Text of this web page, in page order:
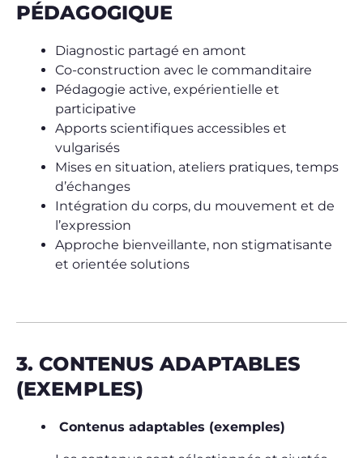
PÉDAGOGIQUE
Diagnostic partagé en amont
Co-construction avec le commanditaire
Pédagogie active, expérientielle et
participative
Apports scientifiques accessibles et
vulgarisés
Mises en situation, ateliers pratiques, temps
d’échanges
Intégration du corps, du mouvement et de
l’expression
Approche bienveillante, non stigmatisante
et orientée solutions
3. CONTENUS ADAPTABLES
(EXEMPLES)
Contenus adaptables (exemples)